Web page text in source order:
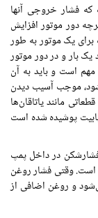
فشار خروجی آنها
دور موتور افزایش
یک موتور به طور
در دقیقه حدود یک‌ بار و در دور موتور
مهم است و باید به آن
موجب آسیب دیدن
مانند یاتاقان‌ها
پوشیده شده است
در داخل پمپ
وقتی فشار روغن
و روغن اضافی از